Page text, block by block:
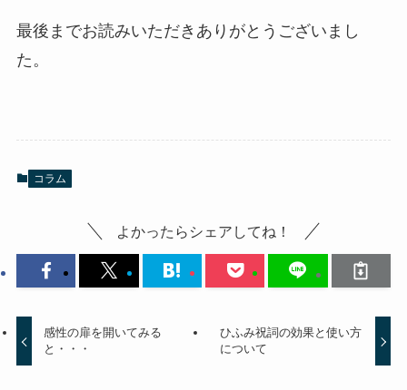
最後までお読みいただきありがとうございまし
た。
コラム
よかったらシェアしてね！
感性の扉を開いてみる
と・・・
ひふみ祝詞の効果と使い方
について